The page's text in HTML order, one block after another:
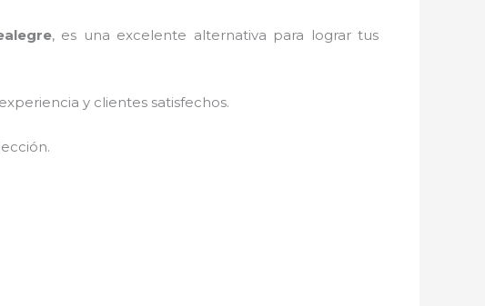
, es una excelente alternativa para lograr tus
y clientes satisfechos.